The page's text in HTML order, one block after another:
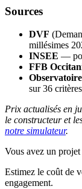
Sources
DVF
millésimes
INSEE —
FFB
sur 36
Prix actualisés en
le constructeur et
notre simulateur.
Vous avez un
Estimez le coût de
engagement.